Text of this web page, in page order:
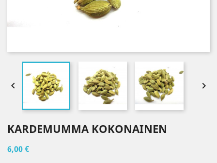
 
KARDEMUMMA KOKONAINEN
6,00 €